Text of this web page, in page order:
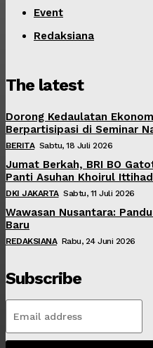
Event
Redaksiana
The latest
Dorong Kedaulatan
Berpartisipasi di Seminar
BERITA Sabtu, 18 Juli 2026
Jumat Berkah, BRI BO
Panti Asuhan Khoirul
DKI JAKARTA Sabtu, 11 Juli 2026
Wawasan Nusantara:
Baru
REDAKSIANA Rabu, 24 Juni 2026
Subscribe